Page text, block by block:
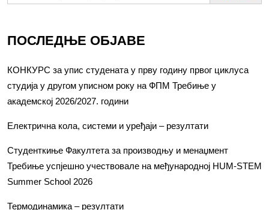
ПОСЛЕДЊЕ ОБЈАВЕ
КОНКУРС за упис студената у прву годину првог циклуса
студија у другом уписном року на ФПМ Требиње у
академској 2026/2027. години
Електрична кола, системи и уређаји – резултати
Студенткиње Факултета за производњу и менаџмент
Требиње успјешно учествовале на међународној HUM-STEM
Summer School 2026
Термодинамика – резултати